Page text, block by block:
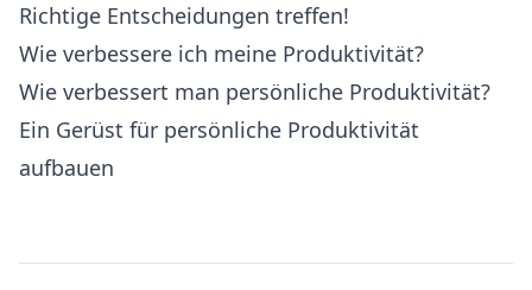
Richtige Entscheidungen treffen!
Wie verbessere ich meine Produktivität?
Wie verbessert man persönliche Produktivität?
Ein Gerüst für persönliche Produktivität
aufbauen